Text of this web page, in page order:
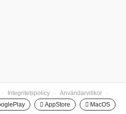
· Integritetspolicy · Användarvillkor
·
 AppStore  MacOS